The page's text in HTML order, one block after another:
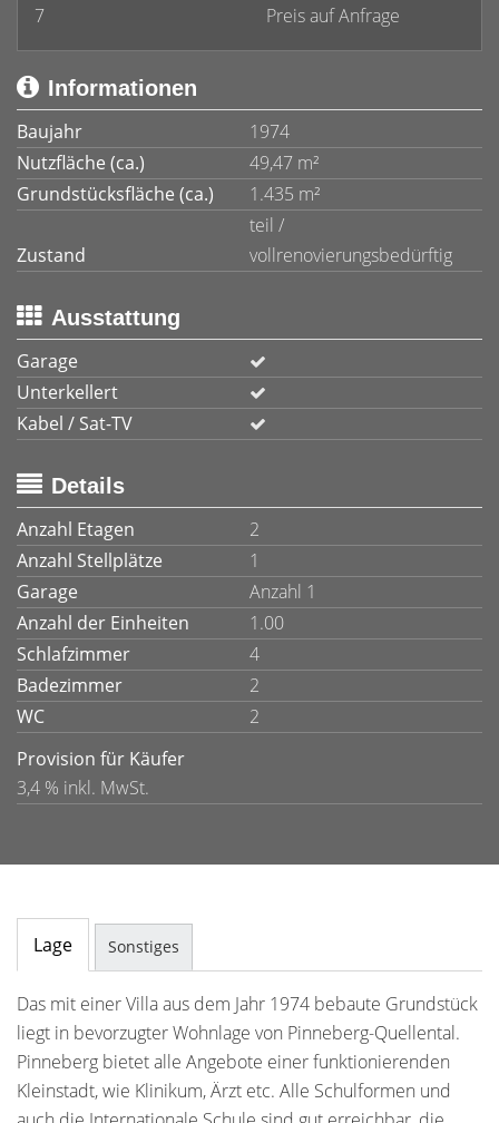
7
Preis auf Anfrage
Informationen
Baujahr
1974
Nutzfläche (ca.)
49,47 m²
Grundstücksfläche (ca.)
1.435 m²
Zustand
teil /
vollrenovierungsbedürftig
Ausstattung
Garage
Unterkellert
Kabel / Sat-TV
Details
Anzahl Etagen
2
Anzahl Stellplätze
1
Garage
Anzahl 1
Anzahl der Einheiten
1.00
Schlafzimmer
4
Badezimmer
2
WC
2
Provision für Käufer
3,4 % inkl. MwSt.
Lage Sonstiges
Das mit einer Villa aus dem Jahr 1974 bebaute Grundstück
liegt in bevorzugter Wohnlage von Pinneberg-Quellental.
Pinneberg bietet alle Angebote einer funktionierenden
Kleinstadt, wie Klinikum, Ärzt etc. Alle Schulformen und